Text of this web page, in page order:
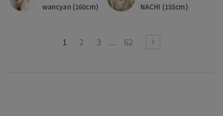
wancyan (160cm)
NACHI (155cm)
1 2 3 62